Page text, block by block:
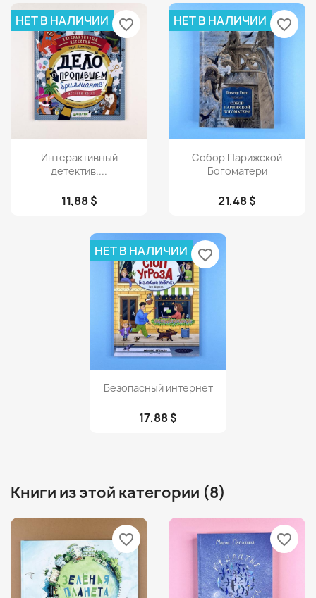
Просмотр
Интерактивный
детектив....
11,88 $
НЕТ В НАЛИЧИИ favorite_border
Просмотр
Собор Парижской
Богоматери
21,48 $
НЕТ В НАЛИЧИИ favorite_border
Просмотр
Безопасный интернет
17,88 $
НЕТ В НАЛИЧИИ favorite_border
Книги из этой категории (8)
favorite_border favorite_border